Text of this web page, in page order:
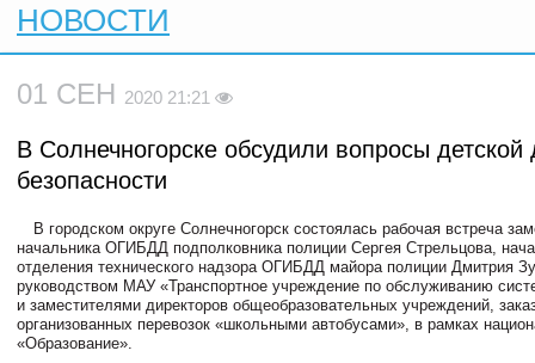
НОВОСТИ
01 СЕН 2020 21:21
В Солнечногорске обсудили вопросы детской
безопасности
В городском округе Солнечногорск состоялась рабочая встреча
начальника ОГИБДД подполковника полиции Сергея Стрельцова,
отделения технического надзора ОГИБДД майора полиции Дмитрия
руководством МАУ «Транспортное учреждение по обслуживанию
и заместителями директоров общеобразовательных учреждений,
организованных перевозок «школьными автобусами», в рамках
«Образование».